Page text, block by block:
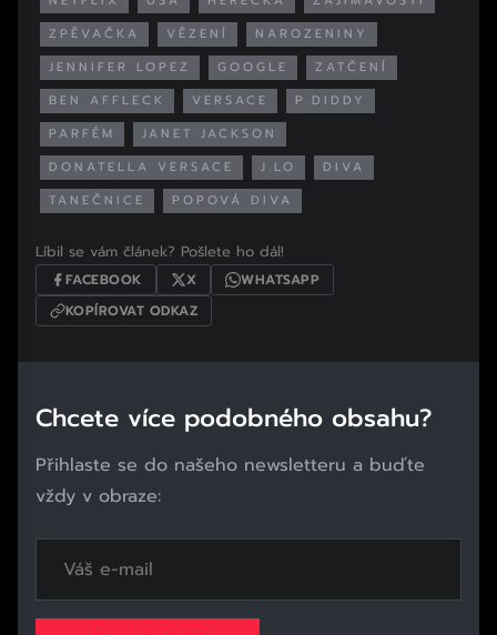
ZPĚVAČKA
VĚZENÍ
NAROZENINY
JENNIFER LOPEZ
GOOGLE
ZATČENÍ
BEN AFFLECK
VERSACE
P.DIDDY
PARFÉM
JANET JACKSON
DONATELLA VERSACE
J.LO
DIVA
TANEČNICE
POPOVÁ DIVA
Líbil se vám článek? Pošlete ho dál!
FACEBOOK X
WHATSAPP
KOPÍROVAT ODKAZ
Chcete více podobného obsahu?
Přihlaste se do našeho newsletteru a buďte
vždy v obraze: